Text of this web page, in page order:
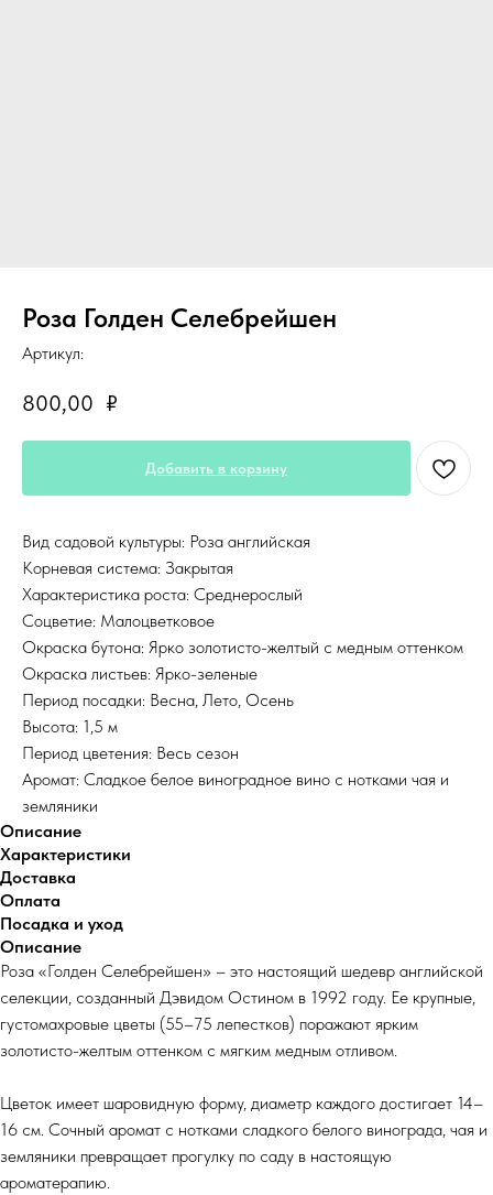
Роза Голден Селебрейшен
Артикул:
800,00 ₽
Добавить в корзину
Вид садовой культуры: Роза английская
Корневая система: Закрытая
Характеристика роста: Среднерослый
Соцветие: Малоцветковое
Окраска бутона: Ярко золотисто-желтый с медным оттенком
Окраска листьев: Ярко-зеленые
Период посадки: Весна, Лето, Осень
Высота: 1,5 м
Период цветения: Весь сезон
Аромат: Сладкое белое виноградное вино с нотками чая и
земляники
Описание
Характеристики
Доставка
Оплата
Посадка и уход
Описание
Роза «Голден Селебрейшен» – это настоящий шедевр английской
селекции, созданный Дэвидом Остином в 1992 году. Ее крупные,
густомахровые цветы (55–75 лепестков) поражают ярким
золотисто-желтым оттенком с мягким медным отливом.
Цветок имеет шаровидную форму, диаметр каждого достигает 14–
16 см. Сочный аромат с нотками сладкого белого винограда, чая и
земляники превращает прогулку по саду в настоящую
ароматерапию.